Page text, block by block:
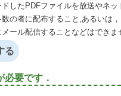
ドしたPDFファイルを放送やネ
の者に配布すること,あるいは，
ール配信することなどはできま
る
必要です．